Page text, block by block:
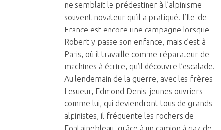
ne semblait le prédestiner à l’alpinisme
souvent novateur qu’il a pratiqué. L’Ile-de-
France est encore une campagne lorsque
Robert y passe son enfance, mais c’est à
Paris, où il travaille comme réparateur de
machines à écrire, qu’il découvre l’escalade.
Au lendemain de la guerre, avec les frères
Lesueur, Edmond Denis, jeunes ouvriers
comme lui, qui deviendront tous de grands
alpinistes, il fréquente les rochers de
Fontainebleau, grâce à un camion à gaz de